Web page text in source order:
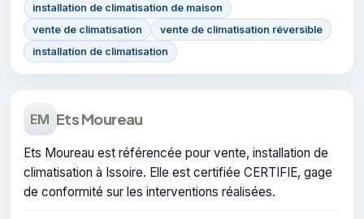
installation de climatisation de maison
vente de climatisation
vente de climatisation réversible
installation de climatisation
EM Ets Moureau
Ets Moureau est référencée pour vente, installation de
climatisation à Issoire. Elle est certifiée CERTIFIE, gage
de conformité sur les interventions réalisées.